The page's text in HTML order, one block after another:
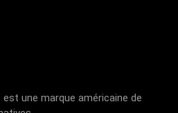
une marque américaine de